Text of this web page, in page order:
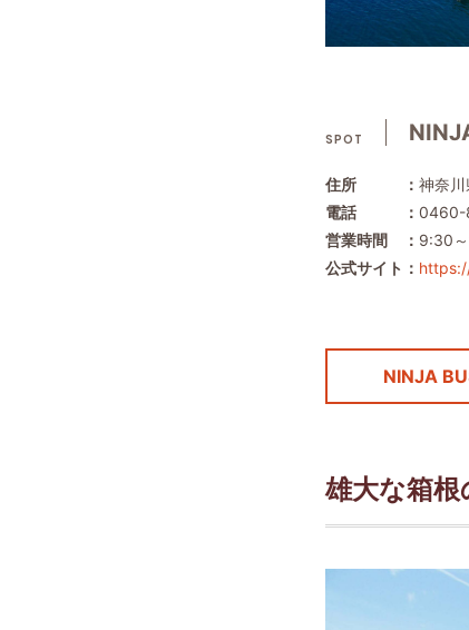
SPOT
住所 ： 神奈
電話 ： 0460-
営業時間 ： 9:30
公式サイト：
NINJA
雄大な箱根